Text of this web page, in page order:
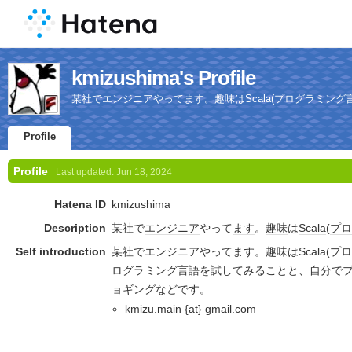
kmizushima's Profile
某社でエンジニアやってます。趣味はScala(プログラミング
Profile
Profile Last updated: Jun 18, 2024
Hatena ID kmizushima
Description 某社でエンジニアやってます。 趣味はScala(プ
Self introduction 某社でエンジニアやってます。趣味はScala(プ
ログラミング言語を試してみることと、自分で
ョギングなどです。
kmizu.main {at} gmail.com